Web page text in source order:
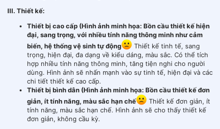
III. Thiết kế:
Thiết bị cao cấp (Hình ảnh minh họa: Bồn cầu thiết kế hiện
đại, sang trọng, với nhiều tính năng thông minh như cảm
biến, hệ thống vệ sinh tự động
Thiết kế tinh tế, sang
trọng, hiện đại, đa dạng về kiểu dáng, màu sắc. Có thể tích
hợp nhiều tính năng thông minh, tăng tiện nghi cho người
dùng. Hình ảnh sẽ nhấn mạnh vào sự tinh tế, hiện đại và các
chi tiết thiết kế cao cấp.
Thiết bị bình dân (Hình ảnh minh họa: Bồn cầu thiết kế đơn
giản, ít tính năng, màu sắc hạn chế
Thiết kế đơn giản, ít
tính năng, màu sắc hạn chế. Hình ảnh sẽ cho thấy thiết kế
đơn giản, không cầu kỳ.